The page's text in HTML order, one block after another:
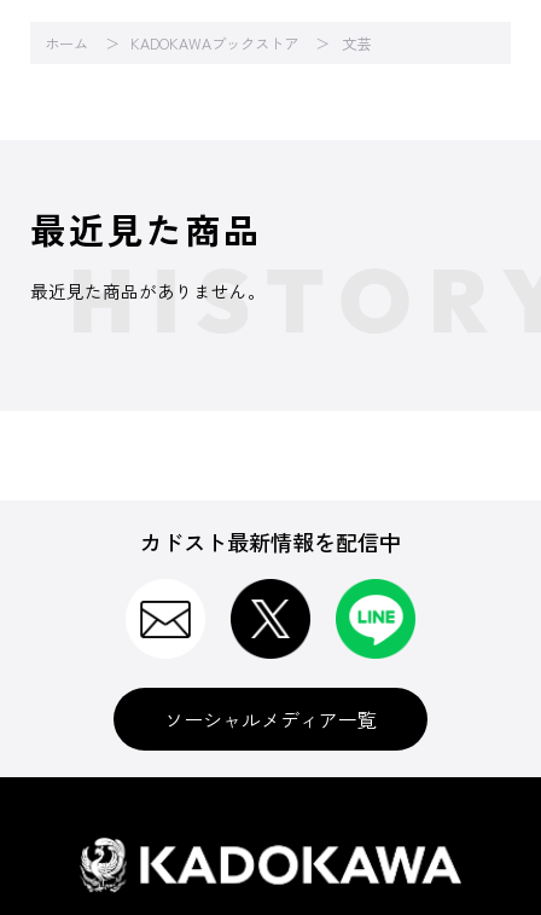
ホーム KADOKAWAブックストア 文芸
最近見た商品
最近見た商品がありません。
カドスト最新情報を配信中
ソーシャルメディア一覧